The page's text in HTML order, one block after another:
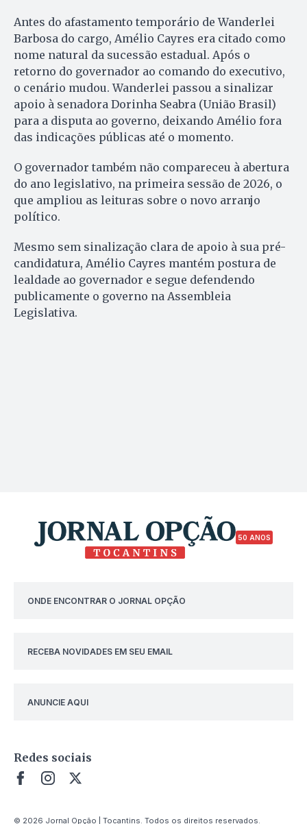
Antes do afastamento temporário de Wanderlei
Barbosa do cargo, Amélio Cayres era citado como
nome natural da sucessão estadual. Após o
retorno do governador ao comando do executivo,
o cenário mudou. Wanderlei passou a sinalizar
apoio à senadora Dorinha Seabra (União Brasil)
para a disputa ao governo, deixando Amélio fora
das indicações públicas até o momento.
O governador também não compareceu à abertura
do ano legislativo, na primeira sessão de 2026, o
que ampliou as leituras sobre o novo arranjo
político.
Mesmo sem sinalização clara de apoio à sua pré-
candidatura, Amélio Cayres mantém postura de
lealdade ao governador e segue defendendo
publicamente o governo na Assembleia
Legislativa.
50 ANOS
ONDE ENCONTRAR O JORNAL OPÇÃO
RECEBA NOVIDADES EM SEU EMAIL
ANUNCIE AQUI
Redes sociais
© 2026 Jornal Opção | Tocantins. Todos os direitos reservados.